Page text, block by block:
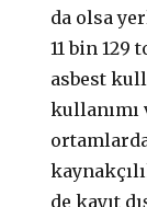
da olsa
11 bin
asbest
de kayıt